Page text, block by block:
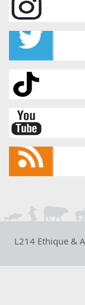
L214 Ethique &